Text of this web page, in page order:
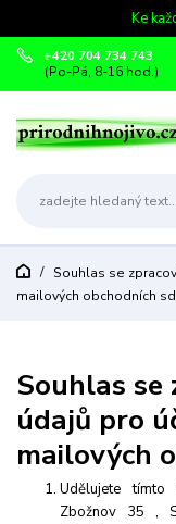
Ke
+420 704 734 743
(Po-Pá, 8-16 hod.)
Souhlas se
mailových obchodních
Souhlas se
údajů pro
mailových
Udělujete
Zbožnov 35 ,